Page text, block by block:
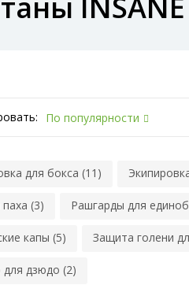
По популярности
для бокса (11)
(3) Рашгарды для
капы (5) Защита голени
дзюдо (2)